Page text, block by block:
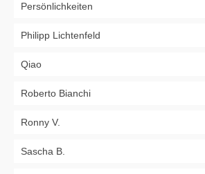
Persönlichkeiten
Philipp Lichtenfeld
Qiao
Roberto Bianchi
Ronny V.
Sascha B.